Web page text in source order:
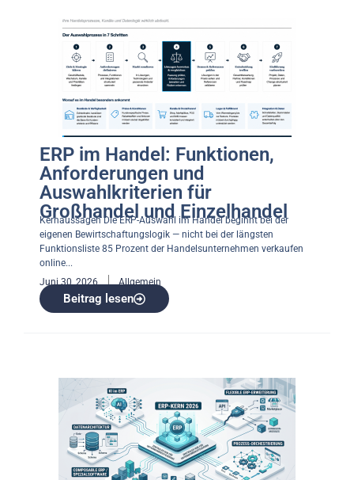
ERP im Handel: Funktionen,
Anforderungen und
Auswahlkriterien für
Großhandel und Einzelhandel
Kernaussagen Die ERP-Auswahl im Handel beginnt bei der
eigenen Bewirtschaftungslogik — nicht bei der längsten
Funktionsliste 85 Prozent der Handelsunternehmen verkaufen
online...
Juni 30, 2026
Allgemein
Beitrag lesen